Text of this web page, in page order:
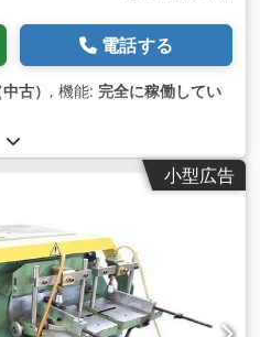
電話する
古） , 機能: 完全に稼働してい
小型広告